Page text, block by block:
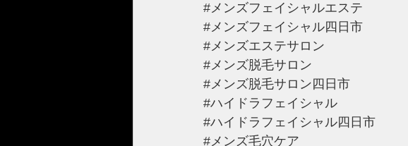
#メンズフェイシャルエステ
#メンズフェイシャル四日市
#メンズエステサロン
#メンズ脱毛サロン
#メンズ脱毛サロン四日市
#ハイドラフェイシャル
#ハイドラフェイシャル四日市
#メンズ毛穴ケア